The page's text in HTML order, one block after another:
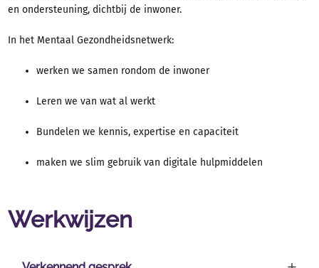
Behandelingen
en ondersteuning, dichtbij de inwoner.
In het Mentaal Gezondheidsnetwerk:
werken we samen rondom de inwoner
Leren we van wat al werkt
Bundelen we kennis, expertise en capaciteit
maken we slim gebruik van digitale hulpmiddelen
Werkwijzen